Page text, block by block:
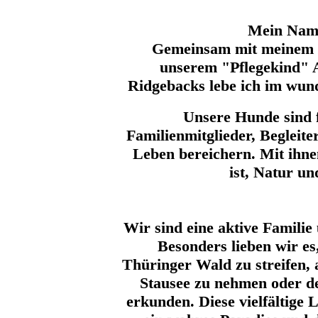
Mein
Gemeinsam mit
unserem "Pflegekind"
Ridgebacks lebe ich im
Unsere Hunde
Familienmitglieder,
Leben bereichern. Mit
ist, Natur
Wir sind eine aktive
Besonders lieben wir
Thüringer Wald zu streifen,
Stausee zu nehmen oder
erkunden. Diese vielfältige